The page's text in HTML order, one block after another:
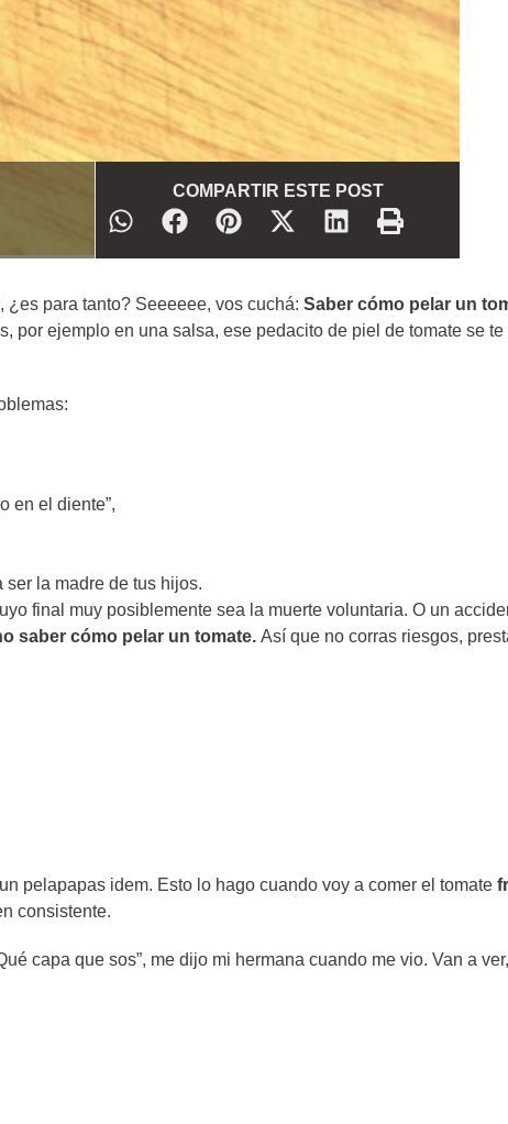
COMPARTIR ESTE POST
¿es para tanto? Seeeeee, vos cuchá: Saber cómo pelar un
por ejemplo en una salsa, ese pedacito de piel de tomate se te
en el diente”,
ser la madre de tus hijos.
final muy posiblemente sea la muerte voluntaria. O un
saber cómo pelar un tomate. Así que no corras riesgos,
pelapapas idem. Esto lo hago cuando voy a comer el tomate
consistente.
capa que sos”, me dijo mi hermana cuando me vio. Van a